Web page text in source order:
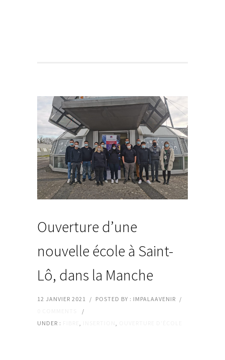
Ouverture d’une
nouvelle école à Saint-
Lô, dans la Manche
12 JANVIER 2021 / POSTED BY : IMPALAAVENIR /
/
UNDER :
, ,